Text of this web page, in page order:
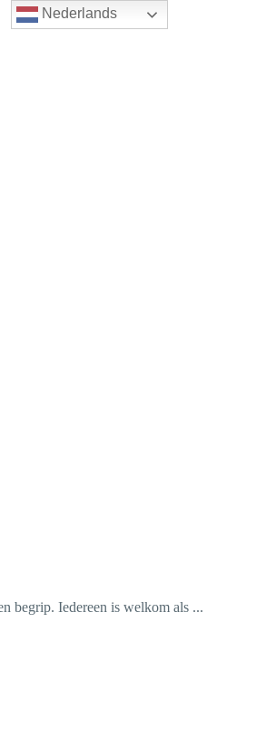
Nederlands
begrip. Iedereen is welkom als ...